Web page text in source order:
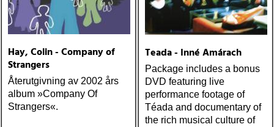
Hay, Colin - Company of
Strangers
Återutgivning av 2002 års
album »Company Of
Strangers«.
Teada - Inné Amárach
Package includes a bonus
DVD featuring live
performance footage of
Téada and documentary of
the rich musical culture of